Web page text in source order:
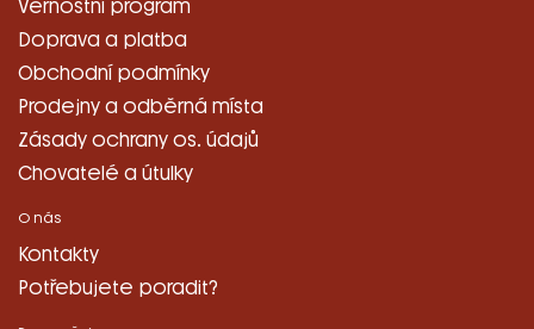
Věrnostní program
Doprava a platba
Obchodní podmínky
Prodejny a odběrná místa
Zásady ochrany os. údajů
Chovatelé a útulky
O nás
Kontakty
Potřebujete poradit?